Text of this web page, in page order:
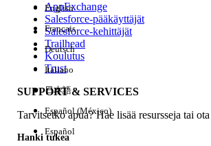
AppExchange
Salesforce-pääkäyttäjät
Salesforce-kehittäjät
Trailhead
Koulutus
Trust
SUPPORT & SERVICES
Tarvitsetko apua? Hae lisää resursseja tai
Hanki tukea
English
Français
Deutsch
Italiano
日本語
Español (México)
Español